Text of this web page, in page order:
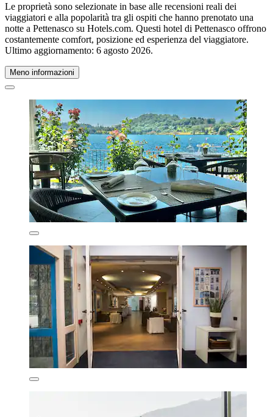
Le proprietà sono selezionate in base alle recensioni reali dei
viaggiatori e alla popolarità tra gli ospiti che hanno prenotato una
notte a Pettenasco su Hotels.com. Questi hotel di Pettenasco offrono
costantemente comfort, posizione ed esperienza del viaggiatore.
Ultimo aggiornamento: 6 agosto 2026.
Meno informazioni